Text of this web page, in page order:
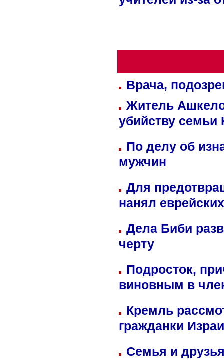
Врача,
Житель
убийству семьи
По делу об
мужчин
Для
нанял
Дела Биби
черту
Подросток,
виновным в
Кремль
гражданки
Семья и